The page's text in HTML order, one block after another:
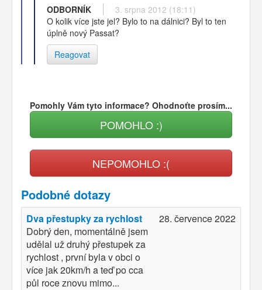
ODBORNÍK
3. srpna 2012 (18:11)
O kolik více jste jel? Bylo to na dálnici? Byl to ten
úplně nový Passat?
Reagovat
Pomohly Vám tyto informace? Ohodnoťte prosím...
POMOHLO :)
NEPOMOHLO :(
Podobné dotazy
Dva přestupky za rychlost
Dobrý den, momentálně jsem
udělal už druhý přestupek za
rychlost , první byla v obci o
více jak 20km/h a teď po cca
půl roce znovu mimo...
28. července 2022